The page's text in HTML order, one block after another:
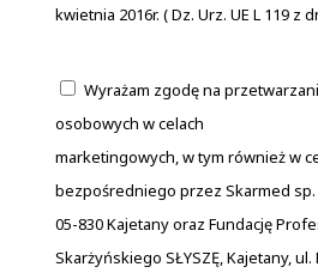
kwietnia 2016r. ( Dz. Urz. UE L 119 z
Wyrażam zgodę na
osobowych w celach
marketingowych, w tym również w
bezpośredniego przez Skarmed sp.
05-830 Kajetany oraz Fundację
Skarżyńskiego SŁYSZĘ, Kajetany,